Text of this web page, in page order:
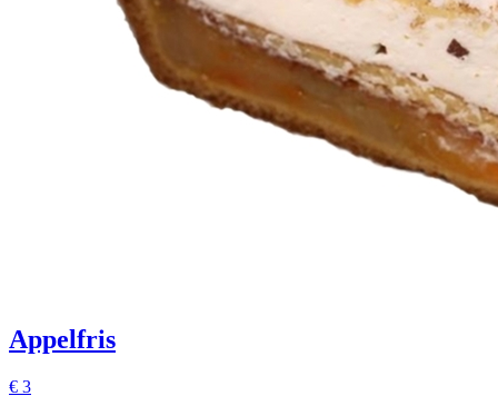
Appelfris
€ 3